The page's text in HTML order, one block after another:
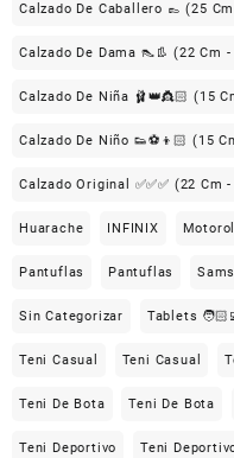
Calzado De Caballero 👞 (25
Calzado De Dama 👠👢 (22 Cm -
Calzado De Niña 🩰👑👸🏻 (15
Calzado De Niño 👟⚽👦🏻 (15
Calzado Original ✅✅✅ (22 Cm
Huarache INFINIX
Pantuflas Pantuflas
Sin Categorizar Tablets
Teni Casual Teni Casual
Teni De Bota Teni De Bota
Teni Deportivo Teni